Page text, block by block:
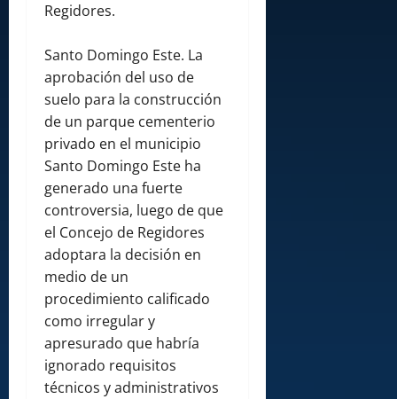
Regidores.
Santo Domingo Este. La
aprobación del uso de
suelo para la construcción
de un parque cementerio
privado en el municipio
Santo Domingo Este ha
generado una fuerte
controversia, luego de que
el Concejo de Regidores
adoptara la decisión en
medio de un
procedimiento calificado
como irregular y
apresurado que habría
ignorado requisitos
técnicos y administrativos